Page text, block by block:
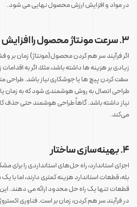
در مواد و افزایش ارزش محصول نهایی می شود.
3. سرعت مونتاژ محصول را افزایش میدهد
اگر فرآیند سر هم کردن محصول(مونتاژ) زمان بر و
زیادی بر هزینه ها داشته باشد، مثلا، اگر به
سفت کردن پیچ ها یا جوشکاری نیاز باشد. طراحی
طراحی اتصال به روش هوشمندی شود که به زمان یا
نیاز داشته باشد. گاهاً طراحی هوشمند حتی حذف
می‌کند.
4. بهینه‌سازی ساختار
اجزای استاندارد، راه حل‌های استانداردی را برای
بله، قطعات استاندارد هزینه کمتری دارند، اما
قطعات تنها یک راه حل محدود ارائه می دهند.
در فرآیند سر هم کردن، زمان بر است. فناوری